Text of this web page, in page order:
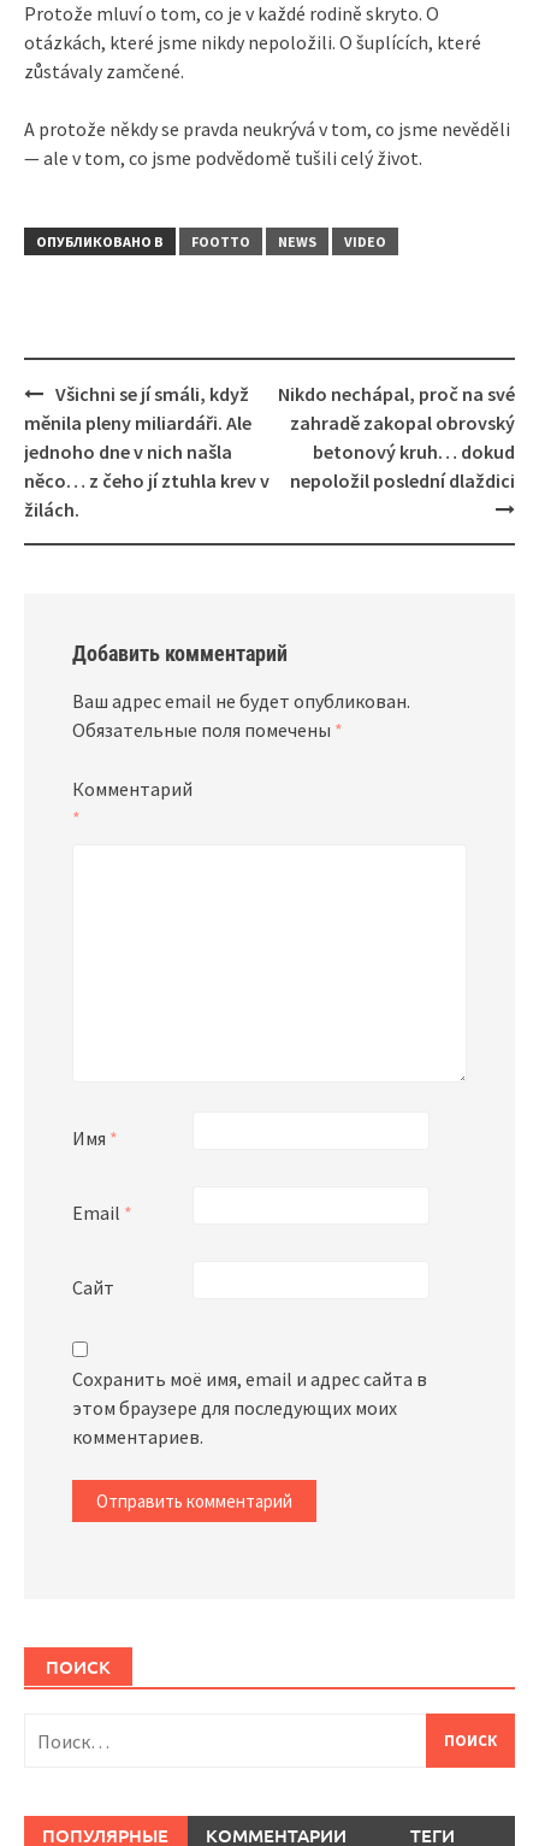
Protože mluví o tom, co je v každé rodině skryto. O
otázkách, které jsme nikdy nepoložili. O šuplících, které
zůstávaly zamčené.
A protože někdy se pravda neukrývá v tom, co jsme nevěděli
— ale v tom, co jsme podvědomě tušili celý život.
ОПУБЛИКОВАНО В FOOTTO NEWS VIDEO
Навигация
Všichni se jí smáli, když
měnila pleny miliardáři. Ale
jednoho dne v nich našla
něco… z čeho jí ztuhla krev v
žilách.
Nikdo nechápal, proč na své
zahradě zakopal obrovský
betonový kruh… dokud
nepoložil poslední dlaždici
Добавить комментарий
Ваш адрес email не будет опубликован.
Обязательные поля помечены *
Комментарий
*
Имя *
Email *
Сайт
Сохранить моё имя, email и адрес сайта в
этом браузере для последующих моих
комментариев.
ПОИСК
ПОПУЛЯРНЫЕ КОММЕНТАРИИ ТЕГИ